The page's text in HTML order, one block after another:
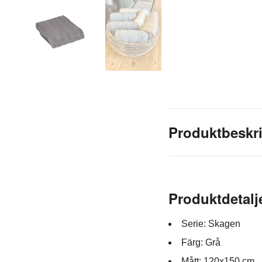
Serie: Skagen
Färg: Grå